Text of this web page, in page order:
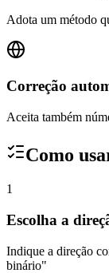
Adota um método
Correção
Aceita também
Como
1
Escolha a
Indique a direção
binário"